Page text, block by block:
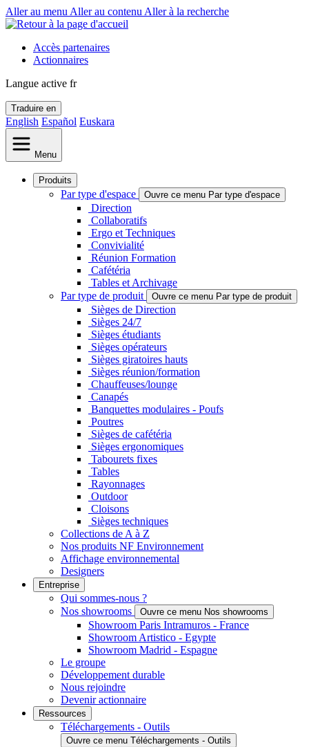
Aller au menu Aller au contenu Aller à la recherche
Accès partenaires
Actionnaires
Langue active fr
Traduire en
English Español Euskara
Menu
Produits
Par type d'espace Ouvre ce menu Par type d'espace
Direction
Collaboratifs
Ergo et Techniques
Convivialité
Réunion Formation
Cafétéria
Tables et Archivage
Par type de produit
Ouvre ce menu Par type de produit
Sièges de Direction
Sièges 24/7
Sièges étudiants
Sièges opérateurs
Sièges giratoires hauts
Sièges réunion/formation
Chauffeuses/lounge
Canapés
Banquettes modulaires - Poufs
Poutres
Sièges de cafétéria
Sièges ergonomiques
Tabourets fixes
Tables
Rayonnages
Outdoor
Cloisons
Sièges techniques
Collections de A à Z
Nos produits NF Environnement
Affichage environnemental
Designers
Entreprise
Qui sommes-nous ?
Nos showrooms
Ouvre ce menu Nos showrooms
Showroom Paris Intramuros - France
Showroom Artistico - Egypte
Showroom Madrid - Espagne
Le groupe
Développement durable
Nous rejoindre
Devenir actionnaire
Ressources
Téléchargements - Outils
Ouvre ce menu Téléchargements - Outils